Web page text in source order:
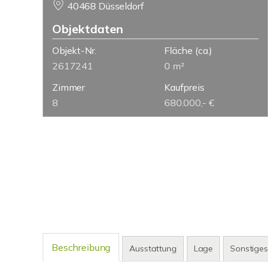
40468 Düsseldorf
Objektdaten
Objekt-Nr.
2617241
Fläche (ca.)
0 m²
Zimmer
8
Kaufpreis
680.000,- €
Beschreibung Ausstattung Lage Sonstiges